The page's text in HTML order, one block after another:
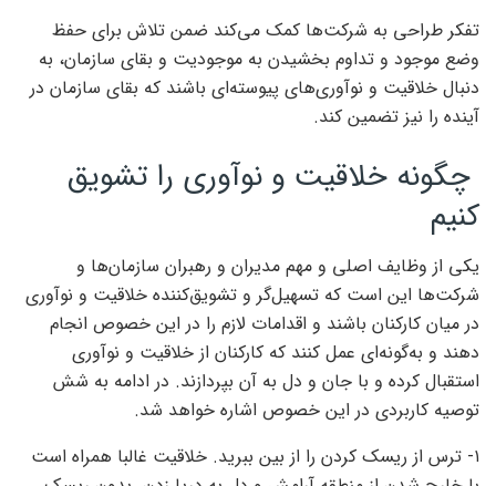
تفکر طراحی به شرکت‌ها کمک می‌کند ضمن تلاش برای حفظ
وضع موجود و تداوم بخشیدن به موجودیت و بقای سازمان، به
دنبال خلاقیت و نوآوری‌‌‌های پیوسته‌‌‌ای باشند که بقای سازمان در
آینده را نیز تضمین کند.
چگونه خلاقیت و نوآوری را تشویق
کنیم
یکی از وظایف اصلی و مهم مدیران و رهبران سازمان‌ها و
شرکت‌ها این است که تسهیل‌‌‌گر و تشویق‌‌‌کننده خلاقیت و نوآوری
در میان کارکنان باشند و اقدامات لازم را در این‌‌‌ خصوص انجام
دهند و به‌‌‌گونه‌‌‌ای عمل کنند که کارکنان از خلاقیت و نوآوری
استقبال کرده و با جان ‌‌‌و دل به آن بپردازند. در ادامه به شش
توصیه کاربردی در این ‌‌‌خصوص اشاره خواهد شد.
۱- ترس از ریسک کردن را از بین ببرید. خلاقیت غالبا همراه است